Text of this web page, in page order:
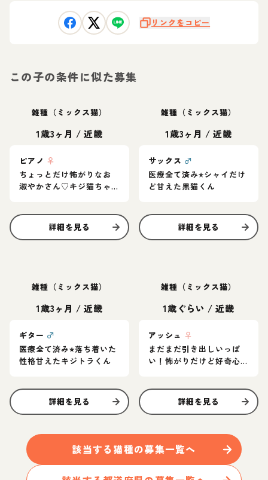
リンクをコピー
この子の条件に似た募集
雑種（ミックス猫）
1歳3ヶ月 /近畿
ピアノ ♀
ちょっとだけ怖がりなお
淑やかさん♡キジ猫ちゃ
詳細を見る
雑種（ミックス猫）
1歳3ヶ月 /近畿
サックス ♂
医療全て済み⭐︎シャイだけ
ど甘えた黒猫くん
詳細を見る
雑種（ミックス猫）
1歳3ヶ月 /近畿
ギター ♂
医療全て済み⭐︎落ち着いた
性格甘えたキジトラくん
詳細を見る
雑種（ミックス猫）
1歳ぐらい /近畿
アッシュ ♀
まだまだ引き出しいっぱ
い！怖がりだけど好奇心
詳細を見る
該当する 猫種の募集一覧へ